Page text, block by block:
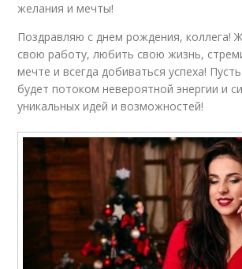
желания и мечты!
Поздравляю с днем рождения, коллега!
свою работу, любить свою жизнь,
мечте и всегда добиваться успеха!
будет потоком невероятной энергии и
уникальных идей и возможностей!